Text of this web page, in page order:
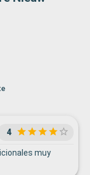
4
muy